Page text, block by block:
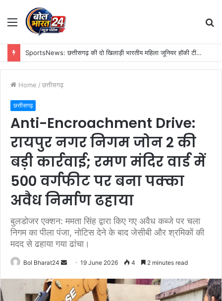
Menu
निर्माण श्रमिकों के कल्याण हेतु अनेक महत्वपूर्ण निर्णयों को मंडल की बैठक में मिली स्वीकृति, श्रम मंत्री लखनलाल देवांगन की अध्यक्षता में हुए फैसले
Home / छत्तीसगढ़
छत्तीसगढ़
Anti-Encroachment Drive:
रायपुर नगर निगम जोन 2 की
बड़ी कार्रवाई; रमण मंदिर वार्ड में
500 वर्गफीट पर बना पक्का
अवैध निर्माण ढहाया
बुलडोजर एक्शन: ममता सिंह द्वारा किए गए अवैध कब्जे पर चला
निगम का पीला पंजा, नोटिस देने के बाद जेसीबी और श्रमिकों की
मदद से ढहाया गया ढांचा।
Bol Bharat24
Send
email
19 June 2026 4 2 minutes read